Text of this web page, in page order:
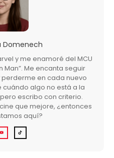
Domenech
y me enamoré del MCU
Man”. Me encanta seguir
en cada nuevo
algo no está a la
escribo con criterio.
que mejore, ¿entonces
aquí?